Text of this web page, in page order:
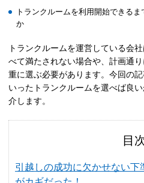
トランクルームを利用開始できる
か
トランクルームを運営している会
べて満たされない場合や、計画通
重に選ぶ必要があります。今回の
いったトランクルームを選べば良
介します。
目
引越しの成功に欠かせない下